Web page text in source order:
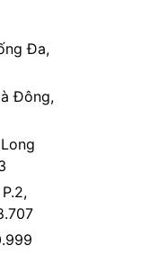
Đa,
Đông,